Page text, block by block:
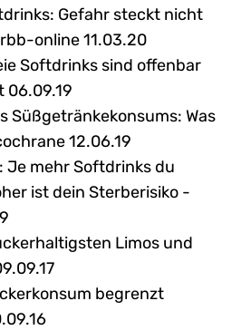
Gefahr steckt nicht
online 11.03.20
Softdrinks sind offenbar
06.09.19
Süßgetränkekonsums: Was
12.06.19
Je mehr Softdrinks du
ist dein Sterberisiko -
Limos und
begrenzt